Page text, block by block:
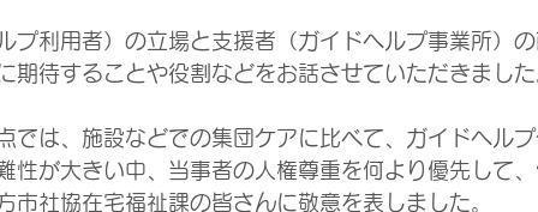
利用者）の立場と支援者（ガイドヘルプ事業所）
期待することや役割などをお話させていただきまし
は、施設などでの集団ケアに比べて、ガイドヘル
性が大きい中、当事者の人権尊重を何より優先して
市社協在宅福祉課の皆さんに敬意を表しました。